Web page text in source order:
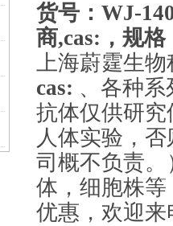
货号：WJ-
商,cas:，规格
上海蔚霆生
cas: 、各种
抗体仅供研
人体实验，
司概不负责
体，细胞株
优惠，欢迎